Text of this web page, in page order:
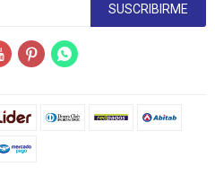
SUSCRIBIRME
 